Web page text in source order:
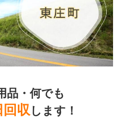
品・何でも
回収します！